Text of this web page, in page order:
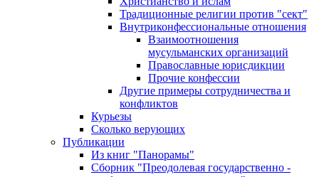
Традиционные религии против "сект"
Внутриконфессиональные отношения
Взаимоотношения
мусульманских организаций
Православные юрисдикции
Прочие конфессии
Другие примеры сотрудничества и
конфликтов
Курьезы
Сколько верующих
Публикации
Из книг "Панорамы"
Сборник "Преодолевая государственно -